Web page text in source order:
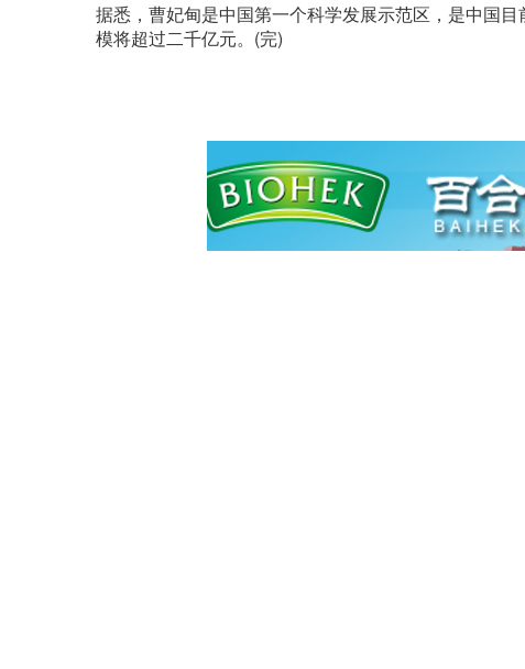
据悉，曹妃甸是中国第一个科学发展示范区，是中国
模将超过二千亿元。(完)